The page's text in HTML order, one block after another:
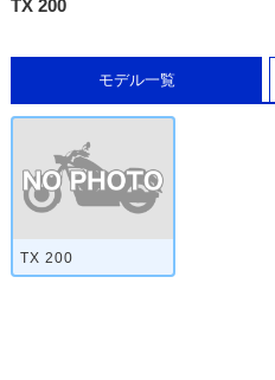
TX 200
モデル一覧
TX 200